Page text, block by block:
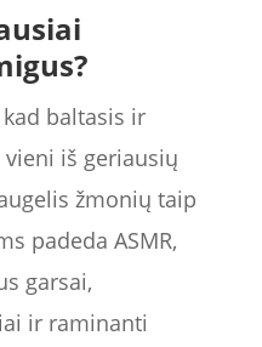
baltasis ir
iš geriausių
žmonių taip
padeda ASMR,
garsai,
ir raminanti